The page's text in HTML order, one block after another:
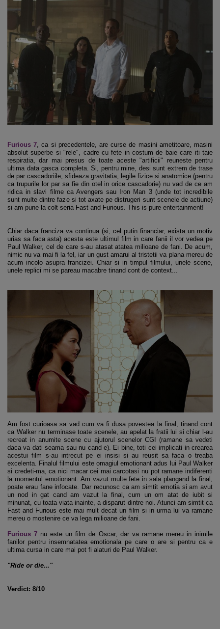
Furious 7 , ca si precedentele, are curse de masini ametitoare, masini
absolut superbe si "rele", cadre cu fete in costum de baie care iti taie
respiratia, dar mai presus de toate aceste "artificii" reuneste pentru
ultima data gasca completa. Si, pentru mine, desi sunt extrem de trase
de par cascadoriile, sfideaza gravitatia, legile fizice si anatomice (pentru
ca trupurile lor par sa fie din otel in orice cascadorie) nu vad de ce am
ridica in slavi filme ca Avengers sau Iron Man 3 (unde tot incredibile
sunt multe dintre faze si tot axate pe distrugeri sunt scenele de actiune)
si am pune la colt seria Fast and Furious. This is pure entertainment!
Chiar daca franciza va continua (si, cel putin financiar, exista un motiv
urias sa faca asta) acesta este ultimul film in care fanii il vor vedea pe
Paul Walker, cel de care s-au atasat atatea milioane de fani. De acum,
nimic nu va mai fi la fel, iar un gust amarui al tristetii va plana mereu de
acum incolo asupra francizei. Chiar si in timpul filmului, unele scene,
unele replici mi se pareau macabre tinand cont de context...
Am fost curioasa sa vad cum va fi dusa povestea la final, tinand cont
ca Walker nu terminase toate scenele, au apelat la fratii lui si chiar l-au
recreat in anumite scene cu ajutorul scenelor CGI (ramane sa vedeti
daca va dati seama sau nu cand e). Ei bine, toti cei implicati in crearea
acestui film s-au intrecut pe ei insisi si au reusit sa faca o treaba
excelenta. Finalul filmului este omagiul emotionant adus lui Paul Walker
si credeti-ma, ca nici macar cei mai carcotasi nu pot ramane indiferenti
la momentul emotionant. Am vazut multe fete in sala plangand la final,
poate erau fane infocate. Dar recunosc ca am simtit emotia si am avut
un nod in gat cand am vazut la final, cum un om atat de iubit si
minunat, cu toata viata inainte, a disparut dintre noi. Atunci am simtit ca
Fast and Furious este mai mult decat un film si in urma lui va ramane
mereu o mostenire ce va lega milioane de fani.
Furious 7 nu este un film de Oscar, dar va ramane mereu in inimile
fanilor pentru insemnatatea emotionala pe care o are si pentru ca e
ultima cursa in care mai pot fi alaturi de Paul Walker.
"Ride or die..."
Verdict: 8/10